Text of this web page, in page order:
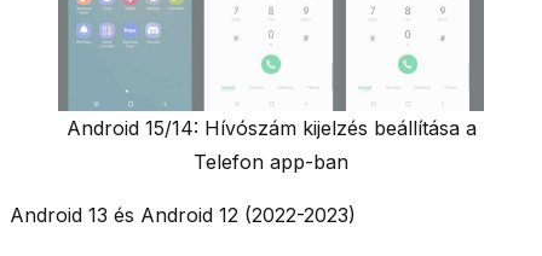
Android 15/14: Hívószám kijelzés beállítása a
Telefon app-ban
Android 13 és Android 12 (2022-2023)